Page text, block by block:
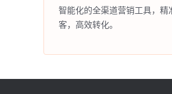
智能化的全渠道营销工具，精
客，高效转化。